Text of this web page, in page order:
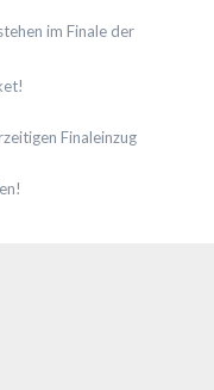
im Finale der
Finaleinzug